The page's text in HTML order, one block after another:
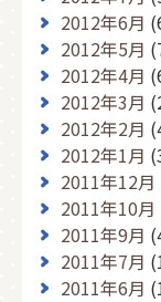
2012年6月
2012年5月
2012年4月
2012年3月
2012年2月
2012年1月
2011年12月
2011年10月
2011年9月
2011年7月
2011年6月